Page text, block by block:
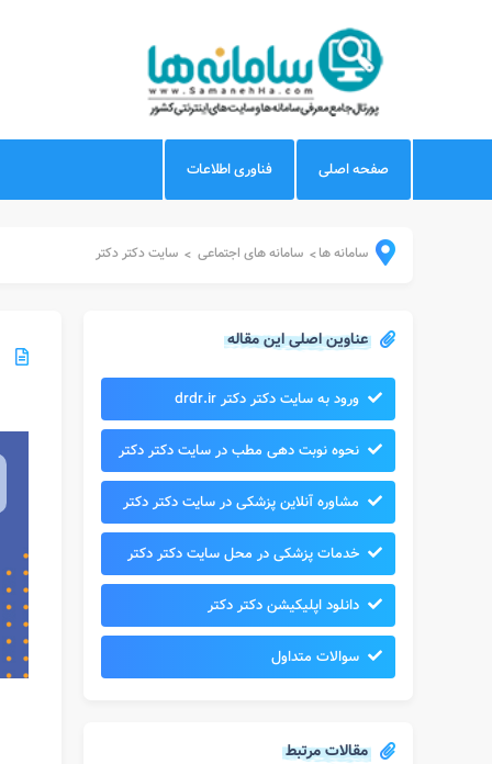
صفحه اصلی فناوری اطلاعات
سامانه ها> سامانه های اجتماعی > سایت دکتر دکتر
عناوین اصلی این مقاله
ورود به سایت دکتر دکتر drdr.ir
نحوه نوبت دهی مطب در سایت دکتر دکتر
مشاوره آنلاین پزشکی در سایت دکتر دکتر
خدمات پزشکی در محل سایت دکتر دکتر
دانلود اپلیکیشن دکتر دکتر
سوالات متداول
مقالات مرتبط